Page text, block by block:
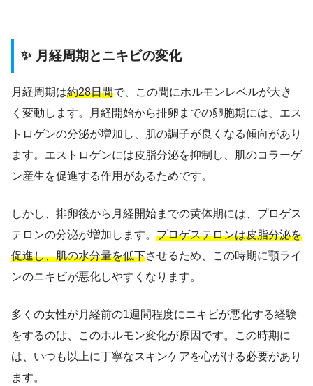
✨ 月経周期とニキビの変化
月経周期は約28日間で、この間にホルモンレベルが大き
く変動します。月経開始から排卵までの卵胞期には、エス
トロゲンの分泌が増加し、肌の調子が良くなる傾向があり
ます。エストロゲンには皮脂分泌を抑制し、肌のコラーゲ
ン産生を促進する作用があるためです。
しかし、排卵後から月経開始までの黄体期には、プロゲス
テロンの分泌が増加します。 プロゲステロンは皮脂分泌を
促進し、肌の水分量を低下させるため、この時期に顎ライ
ンのニキビが悪化しやすくなります。
多くの女性が月経前の1週間程度にニキビが悪化する経験
をするのは、このホルモン変化が原因です。この時期に
は、いつも以上に丁寧なスキンケアを心がける必要があり
ます。